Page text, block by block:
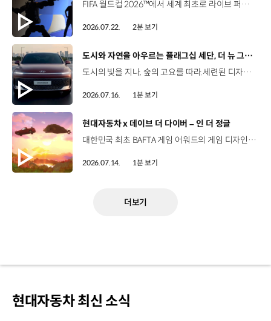
FIFA 월드컵 2026™에서 세계 최초로 라이브 퍼포먼스를 선보인 아틀라스.그 현장을 완성한 시니어 프로그램 매니저 세스 데이비스(Seth Davis)가 전하는 퍼포먼스의 비하인드 스토리를 만나보세요. 인터뷰 전문 보기 ▶ 자세히 보기 ▶ #현대자동차 #보스턴다이나믹스 #아틀라스 #로보틱스 #BostonDynamics #Atlas #Robotics #NextStartsNow
2026.07.22. 2분 보기
[동영상]
도시와 자연을 아우르는 플래그십 세단, 더 뉴 그랜저
도시의 빛을 지나, 숲의 고요를 따라.세련된 디자인과 정제된 주행 감각으로모든 순간을 편안하게 완성하는 더 뉴 그랜저를 만나보세요. *본 영상은 AI를 활용해 제작했습니다. #현대자동차 #더뉴그랜저 #플래그십세단 #그랜저 #플레오스커넥트
2026.07.16. 1분 보기
[동영상]
현대자동차 x 데이브 더 다이버 – 인 더 정글
대한민국 최초 BAFTA 게임 어워드의 게임 디자인 부문 수상에 빛나는‘데이브 더 다이버’의 최신 DLC에 포니 픽업이 등장합니다.데이브 더 다이버 - 인 더 정글 속 포니 픽업의 활약을 체험해 보세요. Steam, Nintendo Switch 2 Nintendo Switch, PS5 PS4, Xbox Series X|S, Epic Games Store에서 만나 볼 수 있습니다. #현대자동차 #데이브더다이버 #인더정글 #민트로켓 #게임콜라보 #포니픽업 #포니 유튜브 쇼츠 보기 >
2026.07.14. 1분 보기
더보기
현대자동차 최신 소식